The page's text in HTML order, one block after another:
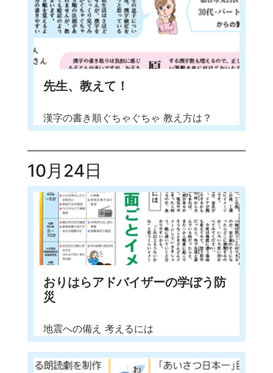
先生、教えて！
漢字の書き順ぐちゃぐちゃ 教え方は？
10月24日
おりはらアドバイザーの学ぼう防
災
地震への備え 考えるには